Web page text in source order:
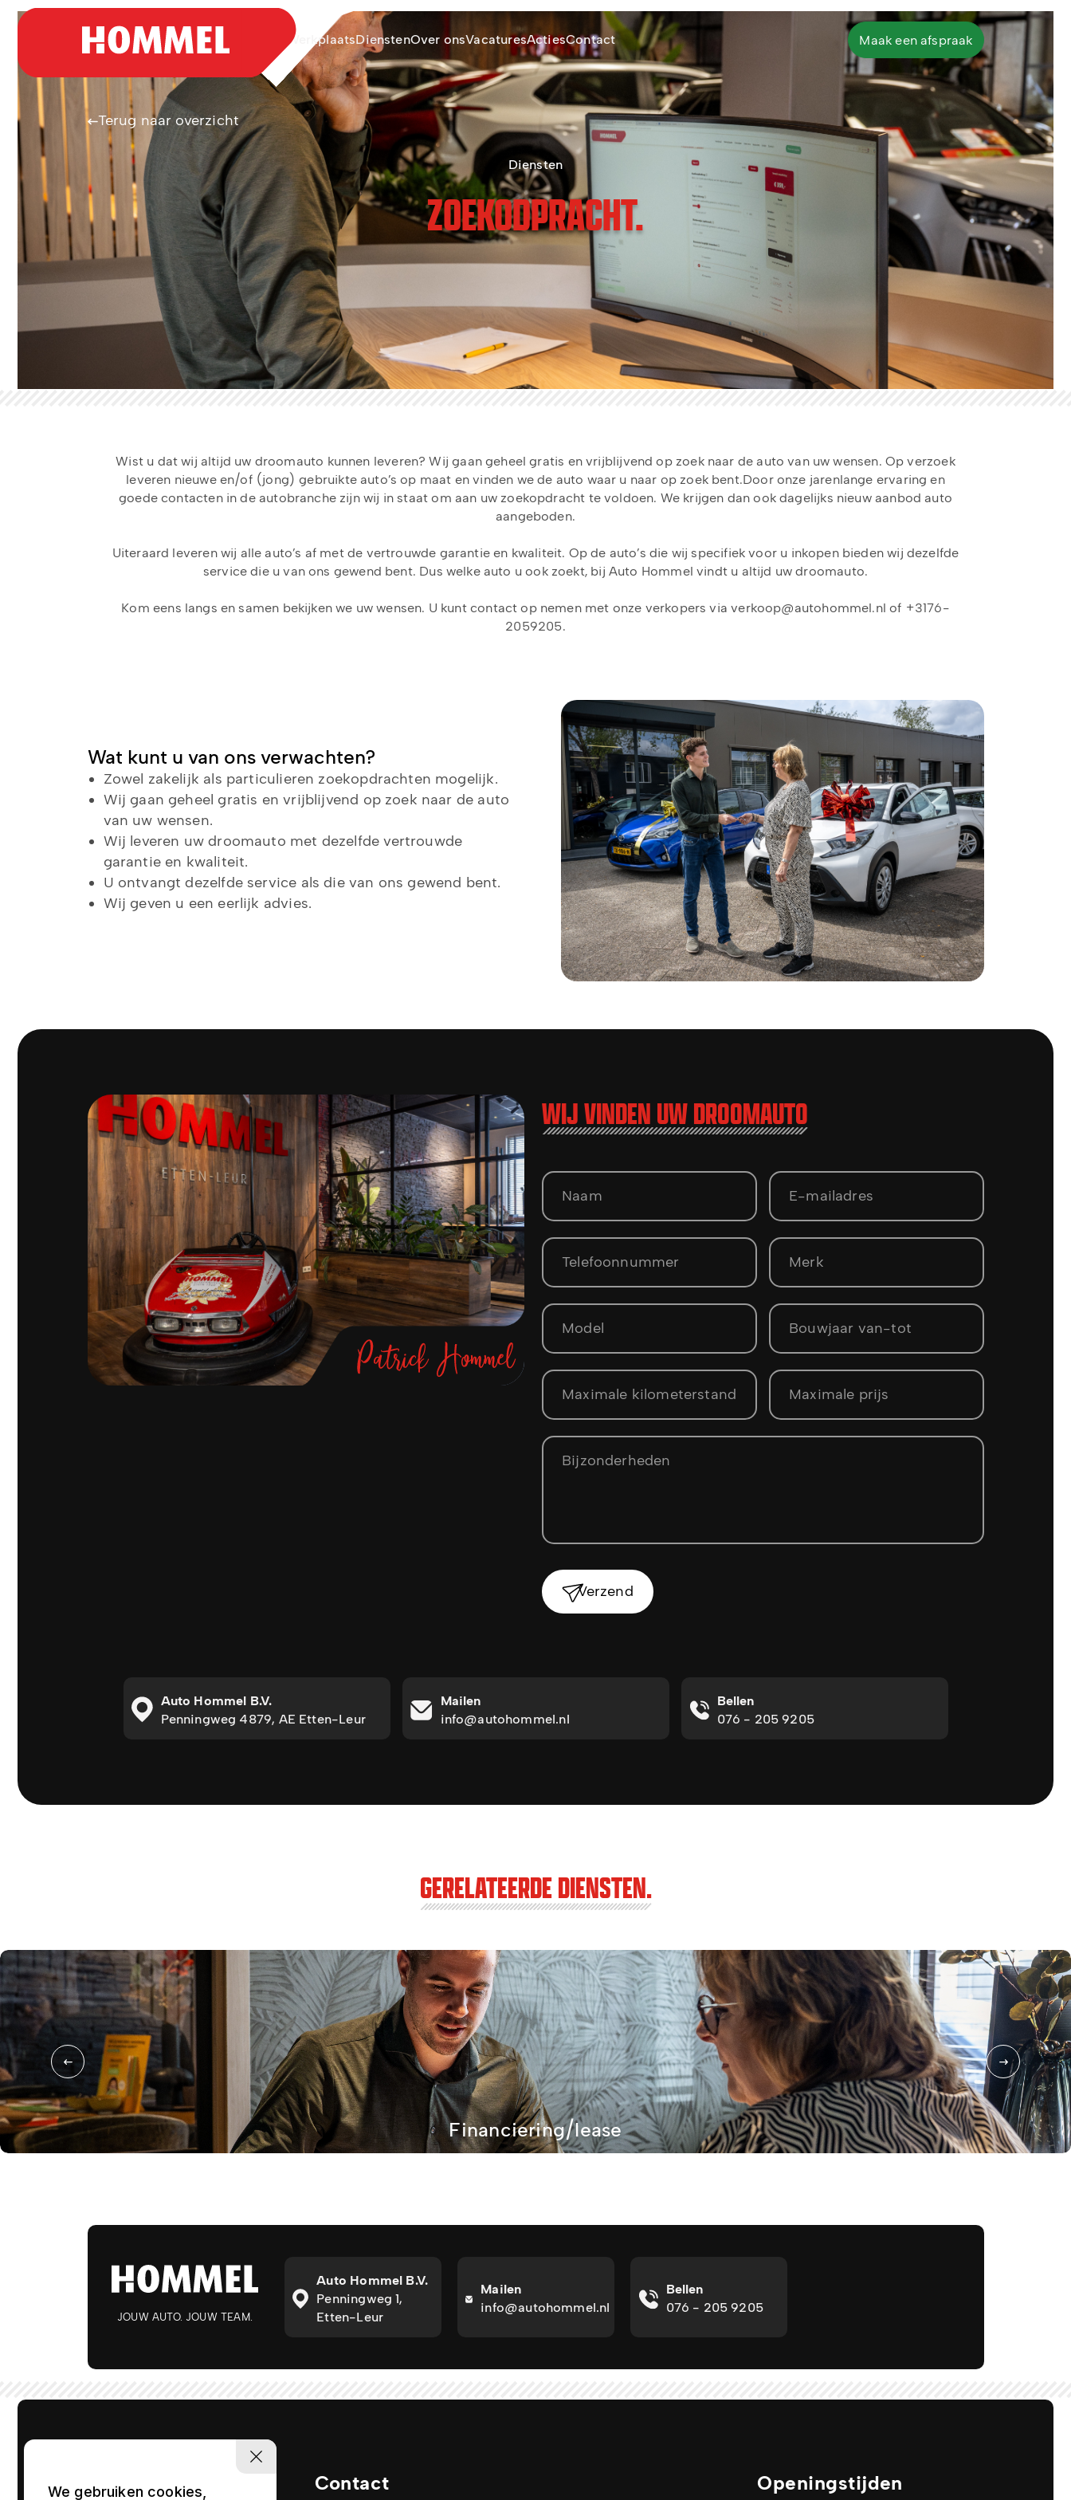
WerkplaatsDienstenOver onsVacaturesActiesContact Maak een afspraak
Terug naar overzicht
Diensten
ZOEKODPRACHT.
Wist u dat wij altijd uw droomauto kunnen leveren? Wij gaan geheel gratis en vrijblijvend op zoek naar de auto van uw wensen. Op verzoek
leveren nieuwe en/of (jong) gebruikte auto’s op maat en vinden we de auto waar u naar op zoek bent.Door onze jarenlange ervaring en
goede contacten in de autobranche zijn wij in staat om aan uw zoekopdracht te voldoen. We krijgen dan ook dagelijks nieuw aanbod auto
aangeboden.
Uiteraard leveren wij alle auto’s af met de vertrouwde garantie en kwaliteit. Op de auto’s die wij specifiek voor u inkopen bieden wij dezelfde
service die u van ons gewend bent. Dus welke auto u ook zoekt, bij Auto Hommel vindt u altijd uw droomauto.
Kom eens langs en samen bekijken we uw wensen. U kunt contact op nemen met onze verkopers via verkoop@autohommel.nl of +3176-
2059205.
Wat kunt u van ons verwachten?
Zowel zakelijk als particulieren zoekopdrachten mogelijk.
Wij gaan geheel gratis en vrijblijvend op zoek naar de auto
van uw wensen.
Wij leveren uw droomauto met dezelfde vertrouwde
garantie en kwaliteit.
U ontvangt dezelfde service als die van ons gewend bent.
Wij geven u een eerlijk advies.
WIJ VINDEN UW DROOMAUTO
Verzend
Auto Hommel B.V.
Penningweg 4879, AE Etten-Leur
Mailen
info@autohommel.nl
Bellen
076 - 205 9205
GERELATEERDE DIENSTEN.
Financiering/lease
JOUW AUTO. JOUW TEAM.
Auto Hommel B.V.
Penningweg 1,
Etten-Leur
Mailen
info@autohommel.nl
Bellen
076 - 205 9205
Contact Openingstijden
We gebruiken cookies,